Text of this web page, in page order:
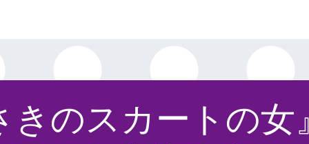
きのスカートの女